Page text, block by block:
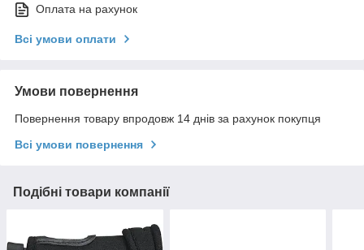
Оплата на рахунок
Всі умови оплати
Умови повернення
Повернення товару впродовж 14 днів за рахунок покупця
Всі умови повернення
Подібні товари компанії